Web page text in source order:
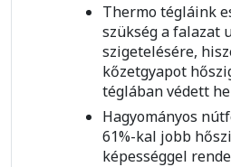
Thermo tégláink
szükség a falazat
szigetelésére,
kőzetgyapot
téglában védett
Hagyományos
61%-kal jobb
képességgel